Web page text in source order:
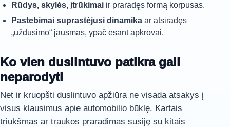
Rūdys, skylės, įtrūkimai ir praradęs formą korpusas.
Pastebimai suprastėjusi dinamika ar atsiradęs
„uždusimo“ jausmas, ypač esant apkrovai.
Ko vien duslintuvo patikra gali
neparodyti
Net ir kruopšti duslintuvo apžiūra ne visada atsakys į
visus klausimus apie automobilio būklę. Kartais
triukšmas ar traukos praradimas susiję su kitais